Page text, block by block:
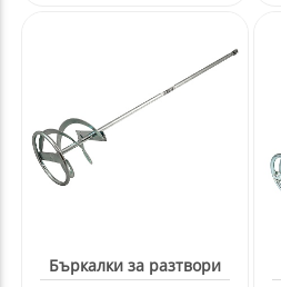
Бъркалки за разтвори